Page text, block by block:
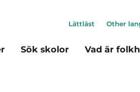
Sök skolor Vad är
Lättläst Other